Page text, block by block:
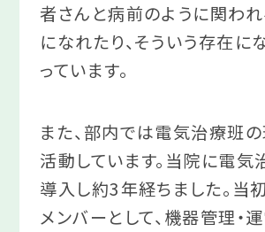
者さんと病前のように関われ
になれたり、そういう存在に
っています。
また、部内では電気治療班
活動しています。当院に電気
導入し約3年経ちました。当
メンバーとして、機器管理・